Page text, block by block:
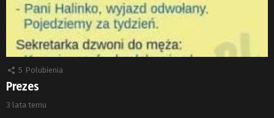
5 Polubienia
Prezes
3 lata temu